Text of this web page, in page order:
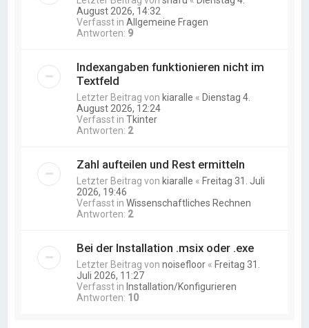
August 2026, 14:32
Verfasst inAllgemeine Fragen
Antworten: 9
Indexangaben funktionieren nicht im
Textfeld
Letzter Beitrag von kiaralle « Dienstag 4.
August 2026, 12:24
Verfasst inTkinter
Antworten: 2
Zahl aufteilen und Rest ermitteln
Letzter Beitrag von kiaralle « Freitag 31. Juli
2026, 19:46
Verfasst inWissenschaftliches Rechnen
Antworten: 2
Bei der Installation .msix oder .exe
Letzter Beitrag vonnoisefloor « Freitag 31.
Juli 2026, 11:27
Verfasst in Installation/Konfigurieren
Antworten: 10